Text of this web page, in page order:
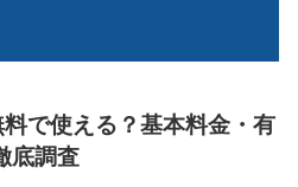
で使える？基本料金・有
底調査